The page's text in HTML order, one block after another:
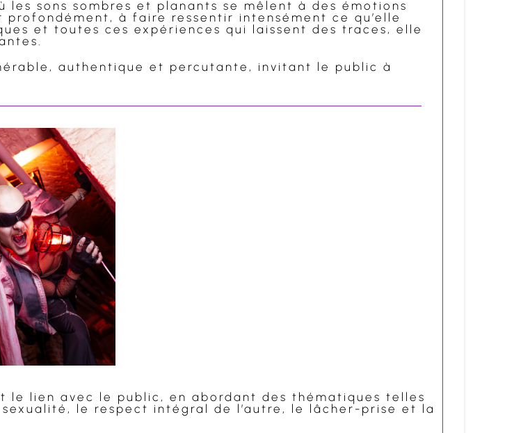
sons sombres et planants se mêlent à des émotions
à faire ressentir intensément ce qu’elle
et toutes ces expériences qui laissent des traces, elle
authentique et percutante, invitant le public à
lien avec le public, en abordant des thématiques telles
le respect intégral de l’autre, le lâcher-prise et la